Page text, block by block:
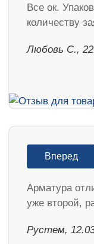
Все ок.
количеству
Любовь С.,
Вперед
Арматура
уже второй,
Рустем,